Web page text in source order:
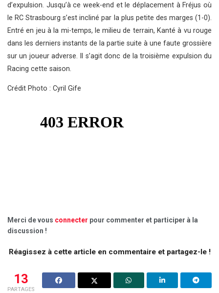
d’expulsion. Jusqu’à ce week-end et le déplacement à Fréjus où
le RC Strasbourg s’est incliné par la plus petite des marges (1-0).
Entré en jeu à la mi-temps, le milieu de terrain, Kanté à vu rouge
dans les derniers instants de la partie suite à une faute grossière
sur un joueur adverse. Il s’agit donc de la troisième expulsion du
Racing cette saison.
Crédit Photo : Cyril Gife
Merci de vous connecter pour commenter et participer à la
discussion !
Réagissez à cette article en commentaire et partagez-le !
13
PARTAGES